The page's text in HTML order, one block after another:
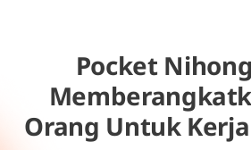
Pocket
Orang Untuk